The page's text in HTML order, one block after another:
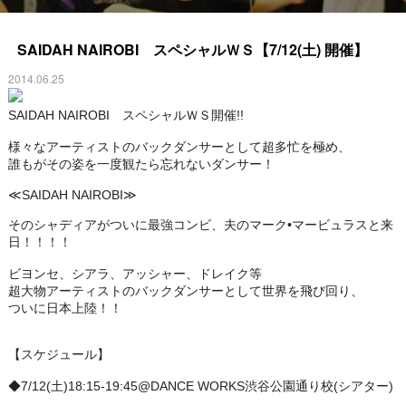
SAIDAH NAIROBI スペシャルＷＳ【7/12(土) 開催】
2014.06.25
SAIDAH NAIROBI スペシャルＷＳ開催!!
様々なアーティストのバックダンサーとして超多忙を極め、
誰もがその姿を一度観たら忘れないダンサー！
≪SAIDAH NAIROBI≫
そのシャディアがついに最強コンビ、夫のマーク•マービュラスと来
日！！！！
ビヨンセ、シアラ、アッシャー、ドレイク等
超大物アーティストのバックダンサーとして世界を飛び回り、
ついに日本上陸！！
【スケジュール】
◆7/12(土)18:15-19:45@DANCE WORKS渋谷公園通り校(シアター)